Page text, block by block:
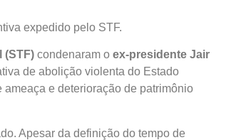
expedido pelo STF.
(STF) condenaram o ex-presidente Jair
de abolição violenta do Estado
e deterioração de patrimônio
Apesar da definição do tempo de